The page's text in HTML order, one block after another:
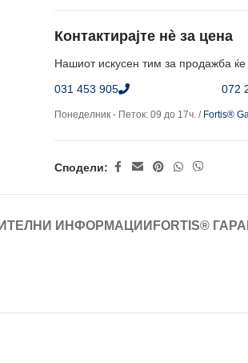
Контактирајте нè за цена
Нашиот искусен тим за продажба ќе
031 453 905
072
Понеделник - Петок: 09 до 17ч. / Fortis®
Сподели:
ИНФОРМАЦИИ FORTIS®